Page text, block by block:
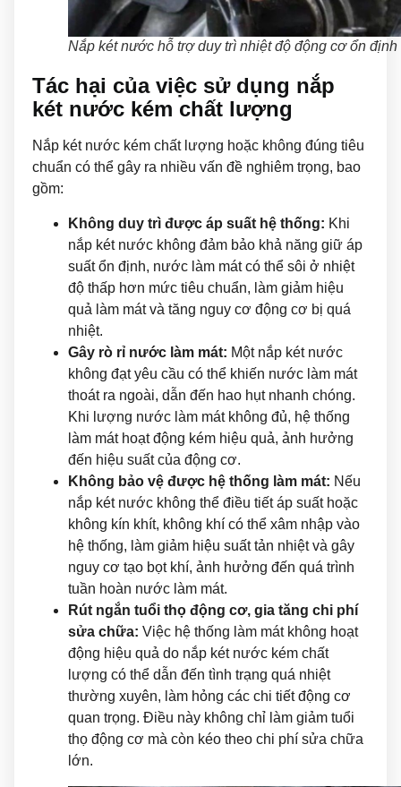
Nắp két nước hỗ trợ duy trì nhiệt độ động cơ ổn định
Tác hại của việc sử dụng nắp
két nước kém chất lượng
Nắp két nước kém chất lượng hoặc không đúng tiêu
chuẩn có thể gây ra nhiều vấn đề nghiêm trọng, bao
gồm:
Không duy trì được áp suất hệ thống: Khi
nắp két nước không đảm bảo khả năng giữ áp
suất ổn định, nước làm mát có thể sôi ở nhiệt
độ thấp hơn mức tiêu chuẩn, làm giảm hiệu
quả làm mát và tăng nguy cơ động cơ bị quá
nhiệt.
Gây rò rỉ nước làm mát: Một nắp két nước
không đạt yêu cầu có thể khiến nước làm mát
thoát ra ngoài, dẫn đến hao hụt nhanh chóng.
Khi lượng nước làm mát không đủ, hệ thống
làm mát hoạt động kém hiệu quả, ảnh hưởng
đến hiệu suất của động cơ.
Không bảo vệ được hệ thống làm mát: Nếu
nắp két nước không thể điều tiết áp suất hoặc
không kín khít, không khí có thể xâm nhập vào
hệ thống, làm giảm hiệu suất tản nhiệt và gây
nguy cơ tạo bọt khí, ảnh hưởng đến quá trình
tuần hoàn nước làm mát.
Rút ngắn tuổi thọ động cơ, gia tăng chi phí
sửa chữa: Việc hệ thống làm mát không hoạt
động hiệu quả do nắp két nước kém chất
lượng có thể dẫn đến tình trạng quá nhiệt
thường xuyên, làm hỏng các chi tiết động cơ
quan trọng. Điều này không chỉ làm giảm tuổi
thọ động cơ mà còn kéo theo chi phí sửa chữa
lớn.